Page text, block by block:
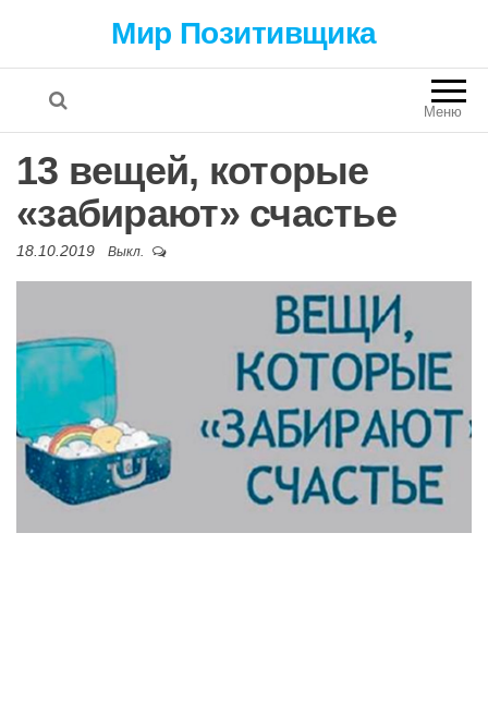
Мир Позитивщика
Меню
13 вещей, которые
«забирают» счастье
18.10.2019 Выкл.